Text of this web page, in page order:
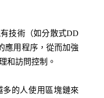
技術（如分散式DD
應用程序，從而加強
和訪問控制。
的人使用區塊鏈來